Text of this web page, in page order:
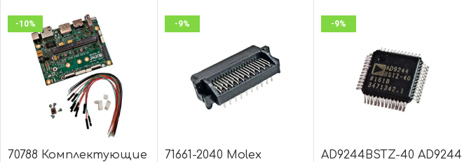
-10%
70788 Комплектующие
-9%
71661-2040 Molex
-9%
AD9244BSTZ-40 AD9244